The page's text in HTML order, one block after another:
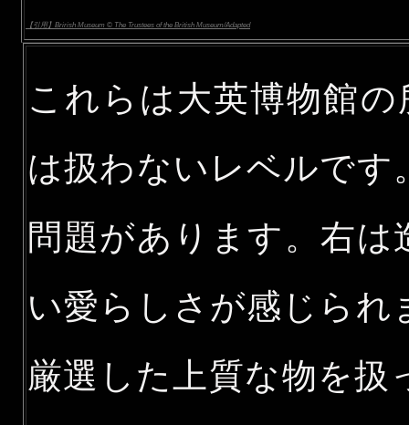
【引用】Brirish Museum © The Trustees of the British Museum/Adapted
これらは大英博物館の
は扱わないレベルで
問題があります。右
い愛らしさが感じら
厳選した上質な物を